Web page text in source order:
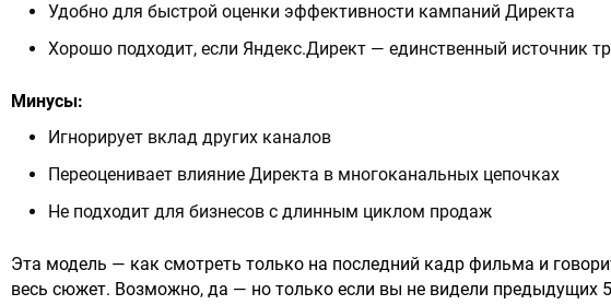
Удобно для быстрой оценки эффективности кампаний Директа
Хорошо подходит, если Яндекс.Директ — единственный источник
Минусы:
Игнорирует вклад других каналов
Переоценивает влияние Директа в многоканальных цепочках
Не подходит для бизнесов с длинным циклом продаж
Эта модель — как смотреть только на последний кадр фильма и
весь сюжет. Возможно, да — но только если вы не видели предыдущих